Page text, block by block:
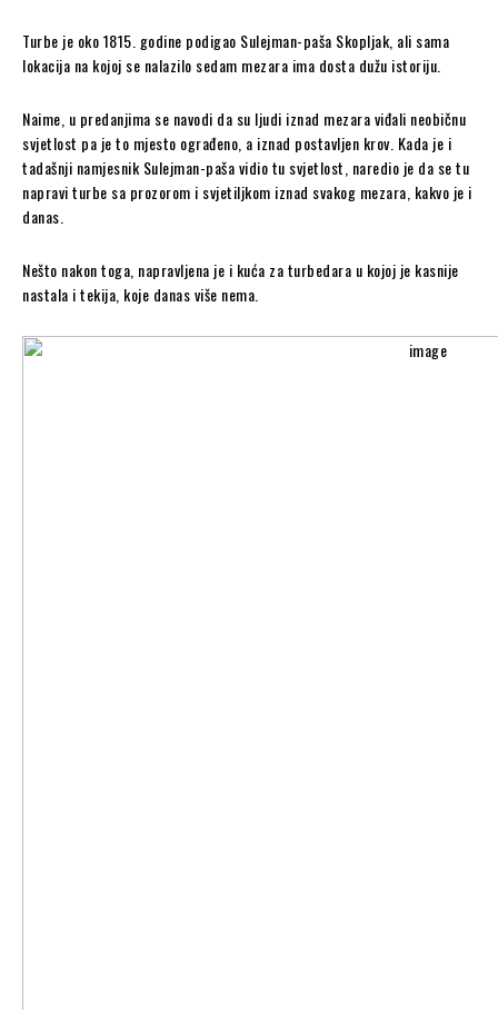
Turbe je oko 1815. godine podigao Sulejman-paša Skopljak, ali sama
lokacija na kojoj se nalazilo sedam mezara ima dosta dužu istoriju.
Naime, u predanjima se navodi da su ljudi iznad mezara viđali neobičnu
svjetlost pa je to mjesto ograđeno, a iznad postavljen krov. Kada je i
tadašnji namjesnik Sulejman-paša vidio tu svjetlost, naredio je da se tu
napravi turbe sa prozorom i svjetiljkom iznad svakog mezara, kakvo je i
danas.
Nešto nakon toga, napravljena je i kuća za turbedara u kojoj je kasnije
nastala i tekija, koje danas više nema.